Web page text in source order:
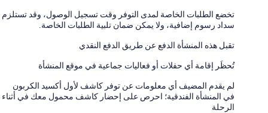
تخضع الطلبات الخاصة لمدى التوفر وقت تسجيل الوصول، وقد تستلزم
سداد رسوم إضافية، ولا يمكن ضمان تلبية الطلبات الخاصة.
تقبل هذه المنشأة الدفع عن طريق الدفع النقدي
تُحظَر إقامة أي حفلات أو فعاليات جماعية في موقع المنشأة
لم يقدم المضيف أي معلومات عن توفر كاشف لأول أكسيد الكربون
في المنشأة الفندقية؛ احرص على إحضار كاشف محمول معك في أثناء
الرحلة